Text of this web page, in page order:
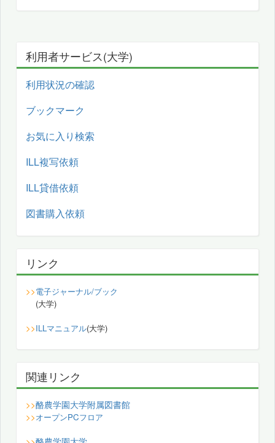
利用者サービス(大学)
利用状況の確認
ブックマーク
お気に入り検索
ILL複写依頼
ILL貸借依頼
図書購入依頼
リンク
>>電子ジャーナル/ブック
(大学)
>>ILLマニュアル(大学)
関連リンク
>>酪農学園大学附属図書館
>>オープンPCフロア